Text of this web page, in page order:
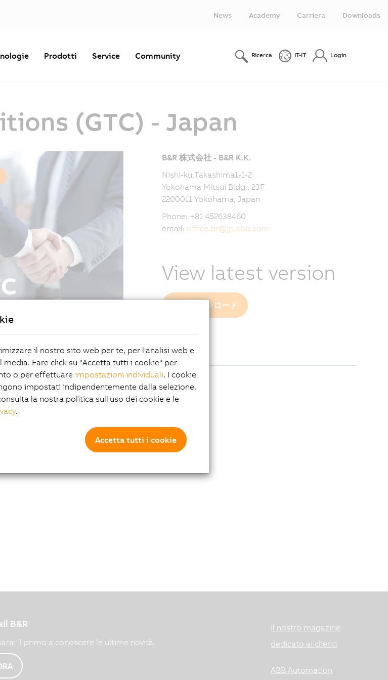
News Academy Carriera Downloads
Prodotti Service Community Ricerca IT-IT Login
(GTC) - Japan
B&R 株式会社 - B&R K.K.
Nishi-ku,Takashima1-1-2
Yokohama Mitsui Bldg., 23F
2200011 Yokohama, Japan
Phone: +81 452638460
email: office.br@jp.abb.com
View latest version
PDF ダウンロード
B&R
il primo a conoscere le ultime novità.
Il nostro magazine
dedicato ai clienti
ABB Automation
il nostro sito web per te, per l'analisi web e
Fare click su "Accetta tutti i cookie" per
o per effettuare impostazioni individuali. I cookie
impostati indipendentemente dalla selezione.
la nostra politica sull'uso dei cookie e le
.
Accetta tutti i cookie